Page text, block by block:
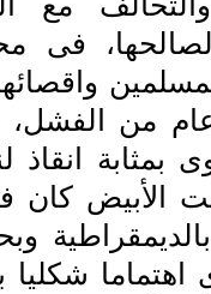
فى
من الفشل،
انقاذ
الأبيض كان
شكليا